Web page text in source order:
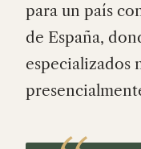
para un país
de España,
especializados